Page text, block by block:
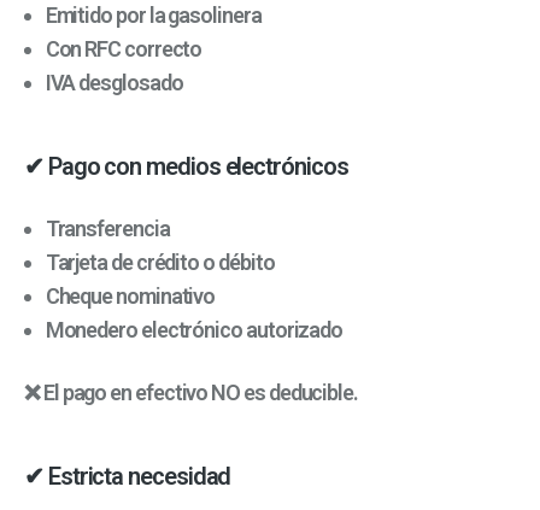
Emitido por la gasolinera
Con RFC correcto
IVA desglosado
✔ Pago con medios electrónicos
Transferencia
Tarjeta de crédito o débito
Cheque nominativo
Monedero electrónico autorizado
❌ El pago en efectivo NO es deducible.
✔ Estricta necesidad